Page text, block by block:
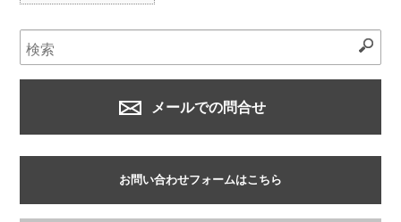
メールでの問合せ
お問い合わせフォームはこちら